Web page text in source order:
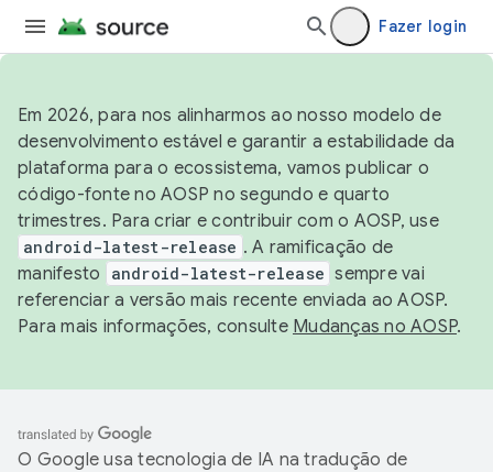
Fazer login
Em 2026, para nos alinharmos ao nosso modelo de
desenvolvimento estável e garantir a estabilidade da
plataforma para o ecossistema, vamos publicar o
código-fonte no AOSP no segundo e quarto
trimestres. Para criar e contribuir com o AOSP, use
android-latest-release . A ramificação de
manifesto
android-latest-release sempre vai
referenciar a versão mais recente enviada ao AOSP.
Para mais informações, consulte Mudanças no AOSP.
O Google usa tecnologia de IA na tradução de